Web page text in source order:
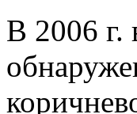
В 2006 г.